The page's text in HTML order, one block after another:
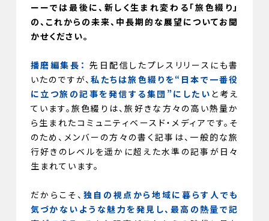
ーーでは最後に、新しく生まれ変わる「旅色綴り」
の、これからの未来、中長期的な展望についてお聞
かせください。
播磨編集長： 先日配信したプレスリリースにも書
いたのですが、私たちは旅色綴りを“日本で一番役
に立つ旅の記事を発信する集団”にしたい と考え
ています。旅色綴りは、旅好きな方々の高い熱量か
ら生まれたコミュニティベースド・メディアです。そ
のため、メンバーの方々の書く記事は、一般的な旅
行好きのレベルを遥かに超えた水準の記事が日々
生まれています。
だからこそ、 独自の視点から地域に暮らす人でも
気づかないような魅力を発見し、最高の熱量で記